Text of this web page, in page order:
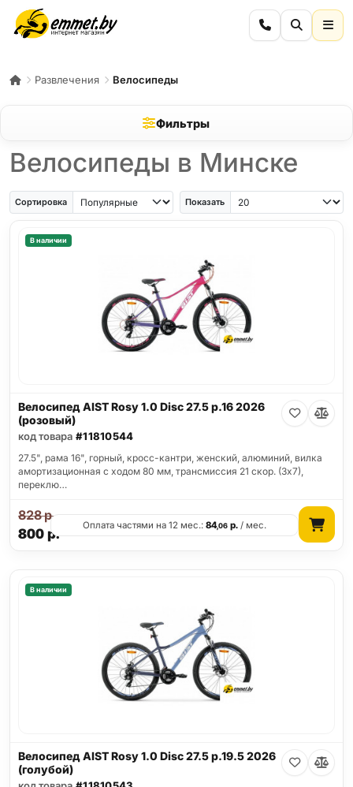
Развлечения Велосипеды
Фильтры
Велосипеды в Минске
Сортировка Показать
В наличии
Велосипед AIST Rosy 1.0 Disc 27.5 р.16 2026
(розовый)
код товара #11810544
27.5", рама 16", горный, кросс-кантри, женский, алюминий, вилка
амортизационная с ходом 80 мм, трансмиссия 21 скор. (3х7),
переклю…
800р.
828р.
Оплата частями на 12 мес.: 84,06 р. / мес.
В наличии
Велосипед AIST Rosy 1.0 Disc 27.5 р.19.5 2026
(голубой)